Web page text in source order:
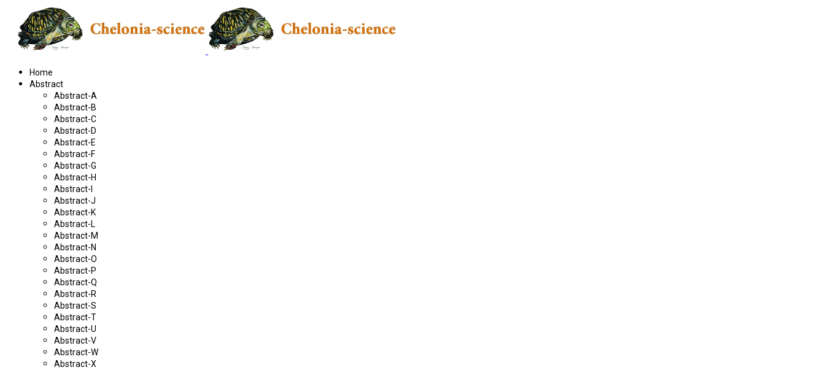
Home
Abstract
Abstract-A
Abstract-B
Abstract-C
Abstract-D
Abstract-E
Abstract-F
Abstract-G
Abstract-H
Abstract-I
Abstract-J
Abstract-K
Abstract-L
Abstract-M
Abstract-N
Abstract-O
Abstract-P
Abstract-Q
Abstract-R
Abstract-S
Abstract-T
Abstract-U
Abstract-V
Abstract-W
Abstract-X